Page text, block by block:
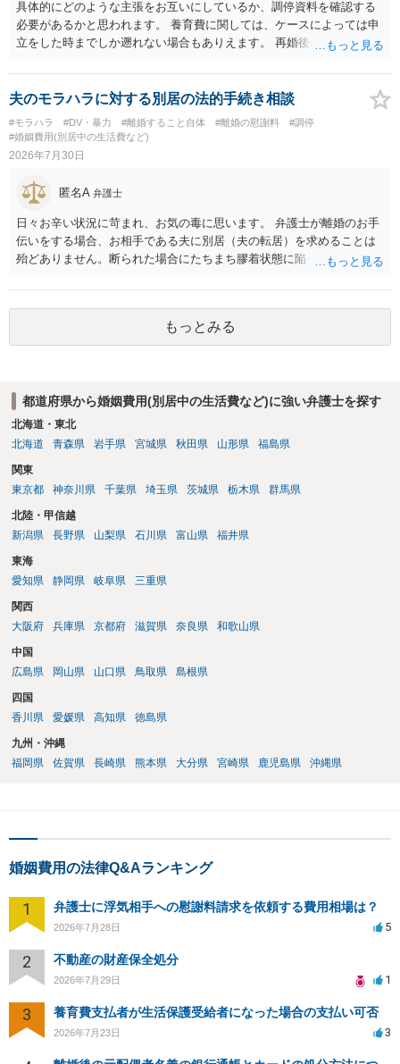
具体的にどのような主張をお互いにしているか、調停資料を確認する
必要があるかと思われます。 養育費に関しては、ケースによっては申
立をした時までしか遡れない場合もありえます。 再婚後の相手方の行
養育費に関するやりとり等があればそちらについても確認する必要が
あるでしょう。 公開相談の場での回答よりも個別に弁護士にご相談さ
夫のモラハラに対する別居の法的手続き相談
#モラハラ #DV・暴力 #離婚すること自体 #離婚の慰謝料
#調停
#婚姻費用(別居中の生活費など)
2026年7月30日
匿名A 弁護士
日々お辛い状況に苛まれ、お気の毒に思います。 弁護士が離婚のお手
伝いをする場合、お相手である夫に別居（夫の転居）を求めることは
殆どありません。断られた場合にたちまち膠着状態に陥ってしまうの
高いためです。 実務的には、ご相談者さまが転居する形で離婚協議等
を進める選択を採らざるを得ないことが圧倒的多数です。
もっとみる
都道府県から婚姻費用(別居中の生活費など)に強い弁護士を探す
北海道・東北
北海道
青森県 岩手県 宮城県 秋田県 山形県 福島県
関東
東京都
神奈川県 千葉県 埼玉県 茨城県 栃木県 群馬県
北陸・甲信越
新潟県
長野県 山梨県 石川県 富山県 福井県
東海
愛知県
静岡県 岐阜県 三重県
関西
大阪府
兵庫県 京都府 滋賀県 奈良県 和歌山県
中国
広島県
岡山県 山口県 鳥取県 島根県
四国
香川県
愛媛県 高知県 徳島県
九州・沖縄
福岡県
佐賀県 長崎県 熊本県 大分県 宮崎県 鹿児島県 沖縄県
婚姻費用の法律Q&Aランキング
1 弁護士に浮気相手への慰謝料請求を依頼する費用相場は？
2026年7月28日 5
2 不動産の財産保全処分
2026年7月29日 1
3 養育費支払者が生活保護受給者になった場合の支払い可否
2026年7月23日 3